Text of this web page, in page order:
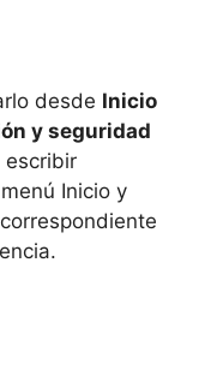
desde Inicio
y seguridad
escribir
Inicio y